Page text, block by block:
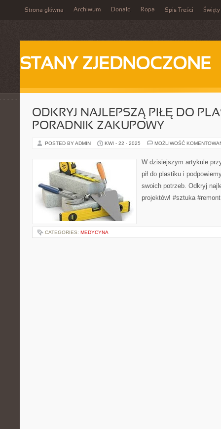
Strona główna Archiwum Donald Ropa Spis Treści Święty
STANY ZJEDNOCZONE
ODKRYJ NAJLEPSZĄ PIŁĘ DO
PORADNIK ZAKUPOWY
POSTED BY ADMIN KWI - 22 - 2025 MOŻLIWOŚĆ
W dzisiejszym artykule
pił do plastiku i
swoich potrzeb. Odkryj
projektów! #sztuka
CATEGORIES: MEDYCYNA